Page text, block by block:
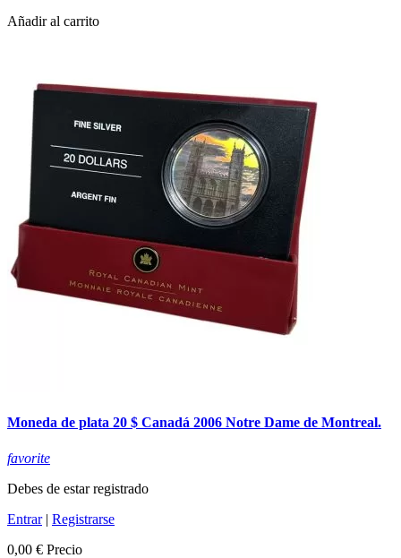
Añadir al carrito
Moneda de plata 20 $ Canadá 2006 Notre Dame de Montreal.
favorite
Debes de estar registrado
Entrar| Registrarse
0,00 € Precio